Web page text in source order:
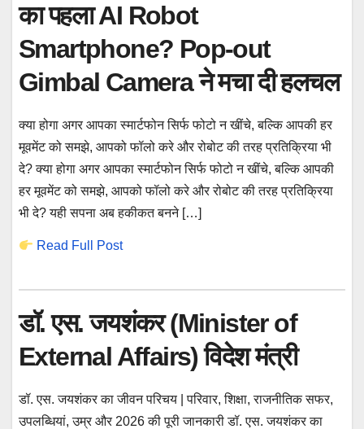
का पहला AI Robot
Smartphone? Pop-out
Gimbal Camera ने मचा दी हलचल
क्या होगा अगर आपका स्मार्टफोन सिर्फ फोटो न खींचे, बल्कि आपकी हर
मूवमेंट को समझे, आपको फॉलो करे और रोबोट की तरह प्रतिक्रिया भी
दे? क्या होगा अगर आपका स्मार्टफोन सिर्फ फोटो न खींचे, बल्कि आपकी
हर मूवमेंट को समझे, आपको फॉलो करे और रोबोट की तरह प्रतिक्रिया
भी दे? यही सपना अब हकीकत बनने […]
Read Full Post
डॉ. एस. जयशंकर (Minister of
External Affairs) विदेश मंत्री
डॉ. एस. जयशंकर का जीवन परिचय | परिवार, शिक्षा, राजनीतिक सफर,
उपलब्धियां, उम्र और 2026 की पूरी जानकारी डॉ. एस. जयशंकर का